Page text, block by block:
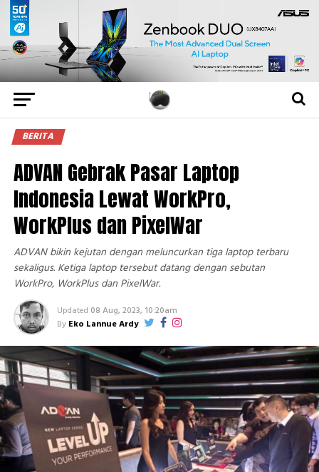
BERITA
ADVAN Gebrak Pasar Laptop
Indonesia Lewat WorkPro,
WorkPlus dan PixelWar
ADVAN bikin kejutan dengan meluncurkan tiga laptop terbaru
sekaligus. Ketiga laptop tersebut datang dengan sebutan
WorkPro, WorkPlus dan PixelWar.
Updated 08 Aug, 2023, 10:20am
By Eko Lannue Ardy